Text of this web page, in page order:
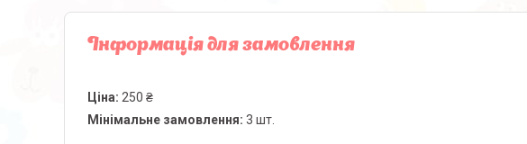
Інформація для замовлення
Ціна: 250 ₴
Мінімальне замовлення: 3 шт.